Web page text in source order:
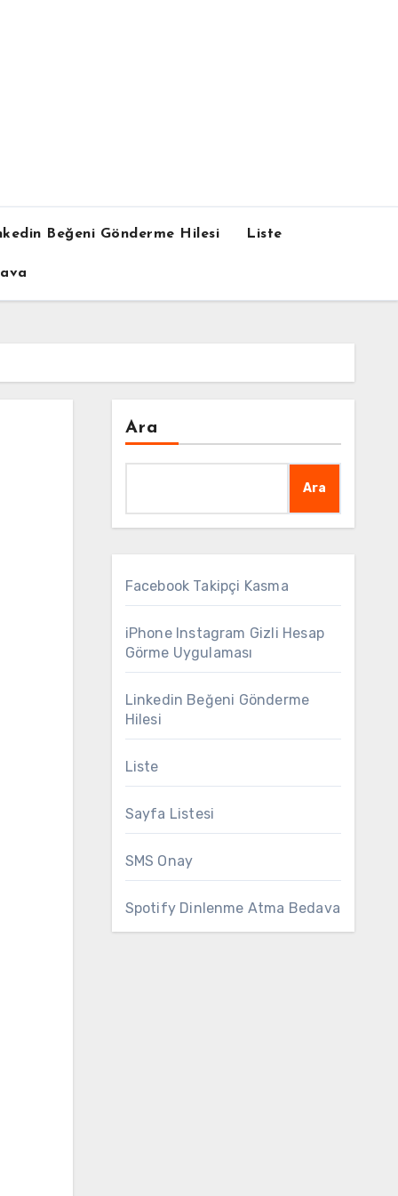
Beğeni Gönderme Hilesi Liste
Ara
Ara
Facebook Takipçi Kasma
iPhone Instagram Gizli Hesap
Görme Uygulaması
Linkedin Beğeni Gönderme
Hilesi
Liste
Sayfa Listesi
SMS Onay
Spotify Dinlenme Atma Bedava